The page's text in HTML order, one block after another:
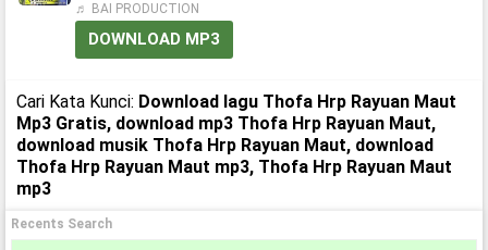
♬ BAI PRODUCTION
DOWNLOAD MP3
Cari Kata Kunci: Download lagu Thofa Hrp Rayuan Maut
Mp3 Gratis, download mp3 Thofa Hrp Rayuan Maut,
download musik Thofa Hrp Rayuan Maut, download
Thofa Hrp Rayuan Maut mp3, Thofa Hrp Rayuan Maut
mp3
Recents Search